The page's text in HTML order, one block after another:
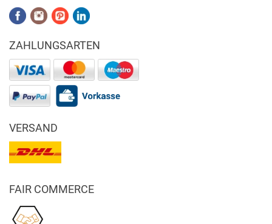
ZAHLUNGSARTEN
VERSAND
FAIR COMMERCE